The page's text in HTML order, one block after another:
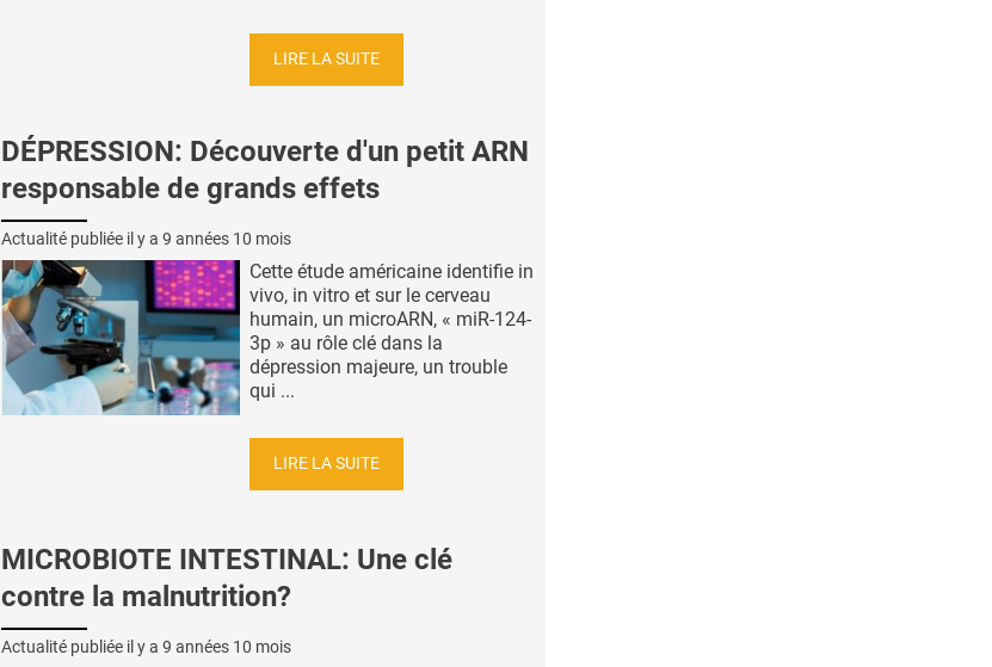
LIRE LA SUITE
DÉPRESSION: Découverte d'un petit ARN
responsable de grands effets
Actualité publiée il y a 9 années 10 mois
Cette étude américaine identifie in
vivo, in vitro et sur le cerveau
humain, un microARN, « miR-124-
3p » au rôle clé dans la
dépression majeure, un trouble
qui ...
LIRE LA SUITE
MICROBIOTE INTESTINAL: Une clé
contre la malnutrition?
Actualité publiée il y a 9 années 10 mois